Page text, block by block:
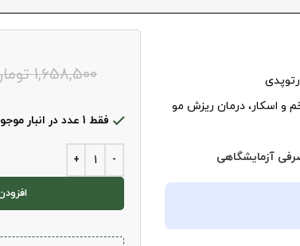
و اسکار، درمان ریزش مو
آزمایشگاهی
1,658,500
فقط 1 عدد در انبار موجود است